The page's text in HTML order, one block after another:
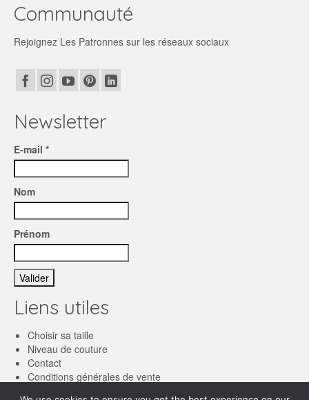
Communauté
Rejoignez Les Patronnes sur les réseaux sociaux
Newsletter
E-mail *
Nom
Prénom
Liens utiles
Choisir sa taille
Niveau de couture
Contact
Conditions générales de vente